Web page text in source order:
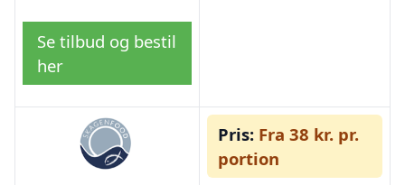
Se tilbud og bestil
her
Pris: Fra 38 kr. pr.
portion